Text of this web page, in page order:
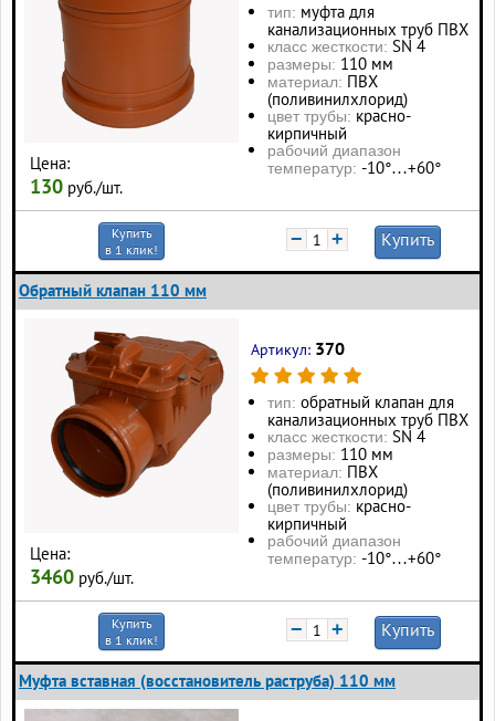
Цена:
130 руб./шт.
тип: муфта для
канализационных труб ПВХ
класс жесткости: SN 4
размеры: 110 мм
материал: ПВХ
(поливинилхлорид)
цвет трубы: красно-
кирпичный
рабочий диапазон
температур: -10°…+60°
Купить
в 1 клик!
− + Купить
Обратный клапан 110 мм
Цена:
3460 руб./шт.
Артикул: 370
тип: обратный клапан для
канализационных труб ПВХ
класс жесткости: SN 4
размеры: 110 мм
материал: ПВХ
(поливинилхлорид)
цвет трубы: красно-
кирпичный
рабочий диапазон
температур: -10°…+60°
Купить
в 1 клик!
− + Купить
Муфта вставная (восстановитель раструба) 110 мм